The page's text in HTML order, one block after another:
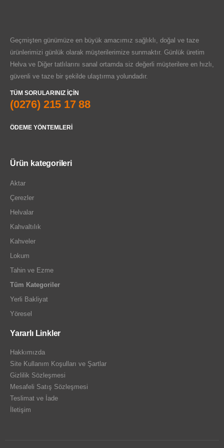
Geçmişten günümüze en büyük amacımız sağlıklı, doğal ve taze
ürünlerimizi günlük olarak müşterilerimize sunmaktır. Günlük üretim
Helva ve Diğer tatlılarını sanal ortamda siz değerli müşterilere en hızlı,
güvenli ve taze bir şekilde ulaştırma yolundadır.
TÜM SORULARINIZ IÇIN
(0276) 215 17 88
ÖDEME YÖNTEMLERI
Ürün kategorileri
Aktar
Çerezler
Helvalar
Kahvaltılık
Kahveler
Lokum
Tahin ve Ezme
Tüm Kategoriler
Yerli Bakliyat
Yöresel
Yararlı Linkler
Hakkımızda
Site Kullanım Koşulları ve Şartlar
Gizlilik Sözleşmesi
Mesafeli Satış Sözleşmesi
Teslimat ve İade
İletişim